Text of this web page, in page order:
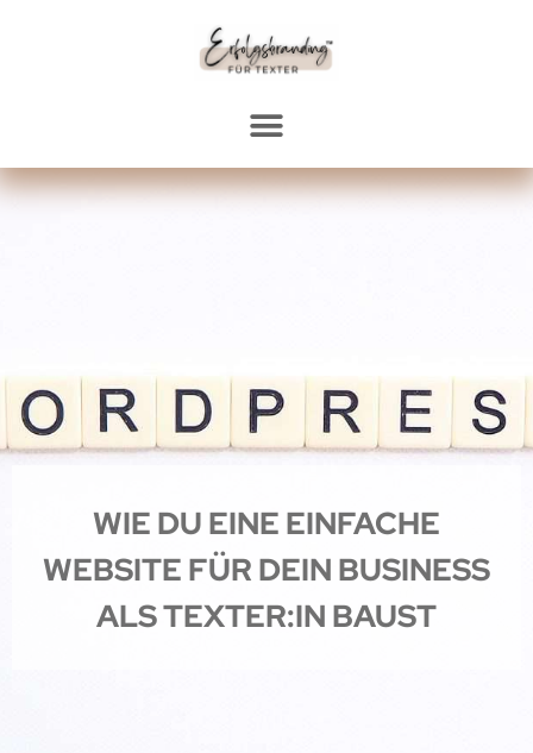
WIE DU EINE EINFACHE
WEBSITE FÜR DEIN BUSINESS
ALS TEXTER:IN BAUST